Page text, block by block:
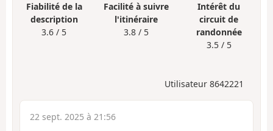
Fiabilité de la
description
3.6 / 5
Facilité à suivre
l'itinéraire
3.8 / 5
Intérêt du
circuit de
randonnée
3.5 / 5
Utilisateur 8642221
22 sept. 2025 à 21:56